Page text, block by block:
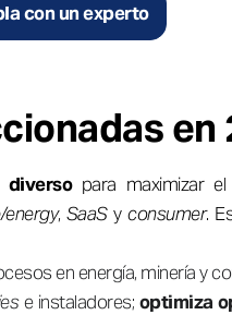
con un experto
en
diversopara maximizar el
energy, SaaSyconsumer.
en energía, minería y
e instaladores; optimiza